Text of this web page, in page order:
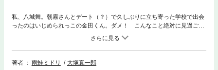
私、八城舞。朝霧さんとデート（？）で久しぶりに立ち寄った学校で出会
ったのはいじめられっこの金田くん。ダメ！ こんなこと絶対に見過ごせ
ない！ でもそんな中、悪魔のゲーム・ナイトメアも再開してしまっ
て……。朝霧さんの隠れた強さ、そして意外な杉浦さんの弱点が発覚!?
命がけのゲームバトル第4巻！【小学上級から ★★★】※作品の表現や演
出を考慮して、電子版は本文縦組で制作しております。また一部のページ
著者 雨蛙ミドリ
大塚真一郎